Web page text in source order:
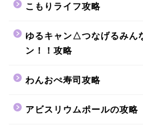
こもりライフ攻略
ゆるキャン△つなげるみん
ン！！攻略
わんおぺ寿司攻略
アビスリウムポールの攻略